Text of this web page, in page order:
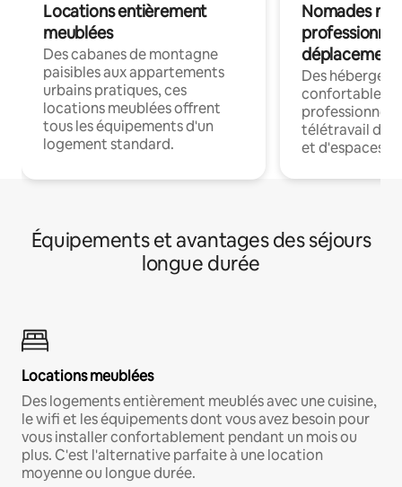
Locations entièrement
meublées
Des cabanes de montagne
paisibles aux appartements
urbains pratiques, ces
locations meublées offrent
tous les équipements d'un
logement standard.
Nomades
déplacement
Des
confortables
professionnels
télétravail
et d'espaces
Équipements et avantages des séjours
longue durée
Locations meublées
Des logements entièrement meublés avec une cuisine,
le wifi et les équipements dont vous avez besoin pour
vous installer confortablement pendant un mois ou
plus. C'est l'alternative parfaite à une location
moyenne ou longue durée.